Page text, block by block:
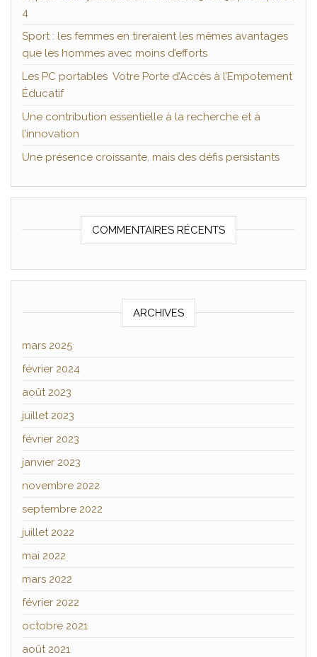
4
Sport : les femmes en tireraient les mêmes avantages
que les hommes avec moins d’efforts
Les PC portables Votre Porte d’Accès à l’Empotement
Éducatif
Une contribution essentielle à la recherche et à
l’innovation
Une présence croissante, mais des défis persistants
COMMENTAIRES RÉCENTS
ARCHIVES
mars 2025
février 2024
août 2023
juillet 2023
février 2023
janvier 2023
novembre 2022
septembre 2022
juillet 2022
mai 2022
mars 2022
février 2022
octobre 2021
août 2021